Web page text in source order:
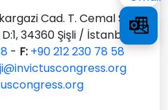
Cad. T. Cemal Sk.
34360 Şişli / İstanbul
- F: +90 212 230 78 58